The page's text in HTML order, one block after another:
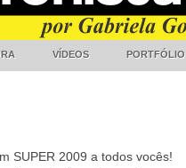
VÍDEOS PORTFÓLIO
SUPER 2009 a todos vocês!